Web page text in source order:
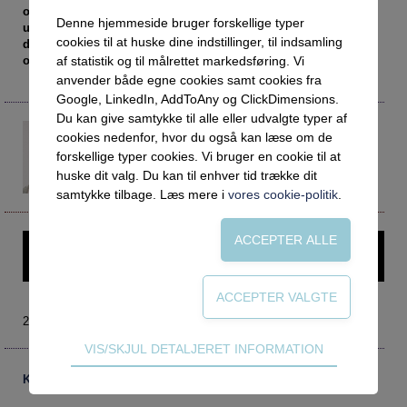
Netværk
Intelligens
Vejledningsindsatsen under corona
Veje til virkeligheden
Den kommunale ungeindsats
Praksischok
Data og dialog
Borgeren i centrum
Abonnement
Tilmelding og prøveperiode
Kontakt
overblik, binde tråde sammen og være
uddannelseskoordinatorer. Det mener Line Pihl Rasmussen,
der er uddannelsesvejleder ved UU Fredericia. Men det er
også en stor rolle, de skal gøre sig fortjent til.
Line Pihl Rasmussen
line.rasmussen@fredericia.dk
Uddannelsesvejleder
UU Fredericia
Denne artikel kræver login – prøv Vejlederforum gratis i en
2019 nr. 3
Kommentarer
Denne hjemmeside bruger forskellige typer
cookies til at huske dine indstillinger, til indsamling
af statistik og til målrettet markedsføring. Vi
anvender både egne cookies samt cookies fra
Google, LinkedIn, AddToAny og ClickDimensions.
Du kan give samtykke til alle eller udvalgte typer af
cookies nedenfor, hvor du også kan læse om de
forskellige typer cookies. Vi bruger en cookie til at
huske dit valg. Du kan til enhver tid trække dit
samtykke tilbage. Læs mere i vores cookie-politik
Teknisk
Tekniske cookies er nødvendige for hjemmesidens
VIS/SKJUL DETALJERET INFORMATION